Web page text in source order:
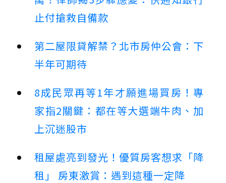
止付搶救自備款
第二屋限貸解禁？北市房仲公會：下
半年可期待
8成民眾再等1年才願進場買房！專
家指2關鍵：都在等大選端牛肉、加
上沉迷股市
租屋處亮到發光！優質房客想求「降
租」 房東激賞：遇到這種一定降